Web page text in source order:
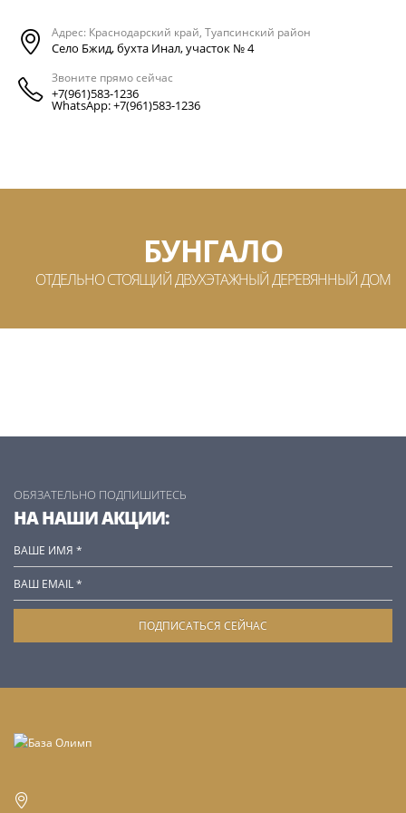
Адрес: Краснодарский край, Туапсинский район
Село Бжид, бухта Инал, участок № 4
Звоните прямо сейчас
+7(961)583-1236
WhatsApp: +7(961)583-1236
БУНГАЛО
ОТДЕЛЬНО СТОЯЩИЙ ДВУХЭТАЖНЫЙ ДЕРЕВЯННЫЙ ДОМ
ОБЯЗАТЕЛЬНО ПОДПИШИТЕСЬ
НА НАШИ АКЦИИ: